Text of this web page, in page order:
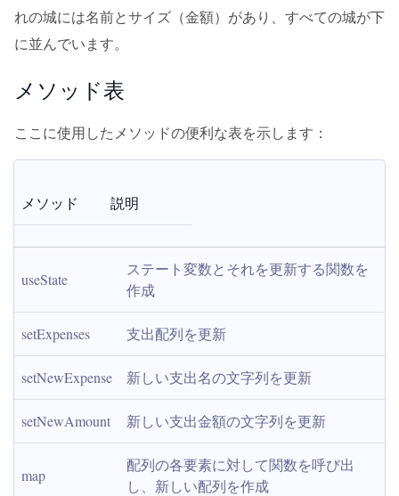
れの城には名前とサイズ（金額）があり、すべての城が下
に並んでいます。
メソッド表
ここに使用したメソッドの便利な表を示します：
メソッド 説明
useState
ステート変数とそれを更新する関数を
作成
setExpenses 支出配列を更新
setNewExpense 新しい支出名の文字列を更新
setNewAmount 新しい支出金額の文字列を更新
map
配列の各要素に対して関数を呼び出
し、新しい配列を作成